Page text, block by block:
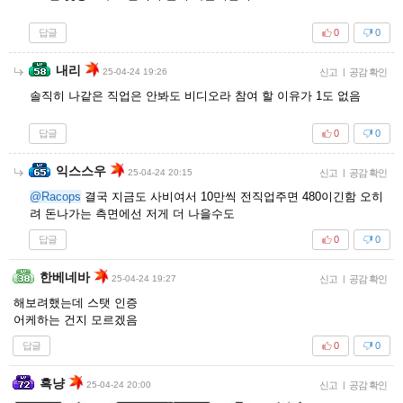
답글 0
0
내리 25-04-24 19:26 신고 | 공감 확인
솔직히 나같은 직업은 안봐도 비디오라 참여 할 이유가 1도 없음
답글 0
0
익스스우 25-04-24 20:15 신고 | 공감 확인
@Racops 결국 지금도 사비여서 10만씩 전직업주면 480이긴함 오히
려 돈나가는 측면에선 저게 더 나을수도
답글 0
0
한베네바 25-04-24 19:27 신고 | 공감 확인
해보려했는데 스탯 인증
어케하는 건지 모르겠음
답글 0
0
흑냥 25-04-24 20:00 신고 | 공감 확인